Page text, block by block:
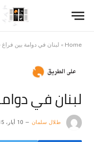
Home
» لبنان في دوامة بين
لبنان في
طلال سلمان 10 أيار، 2015